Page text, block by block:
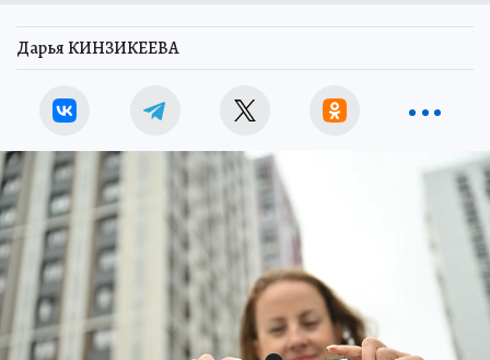
Дарья КИНЗИКЕЕВА